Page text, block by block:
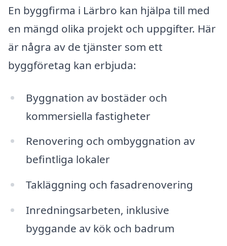
En byggfirma i Lärbro kan hjälpa till med
en mängd olika projekt och uppgifter. Här
är några av de tjänster som ett
byggföretag kan erbjuda:
Byggnation av bostäder och
kommersiella fastigheter
Renovering och ombyggnation av
befintliga lokaler
Takläggning och fasadrenovering
Inredningsarbeten, inklusive
byggande av kök och badrum